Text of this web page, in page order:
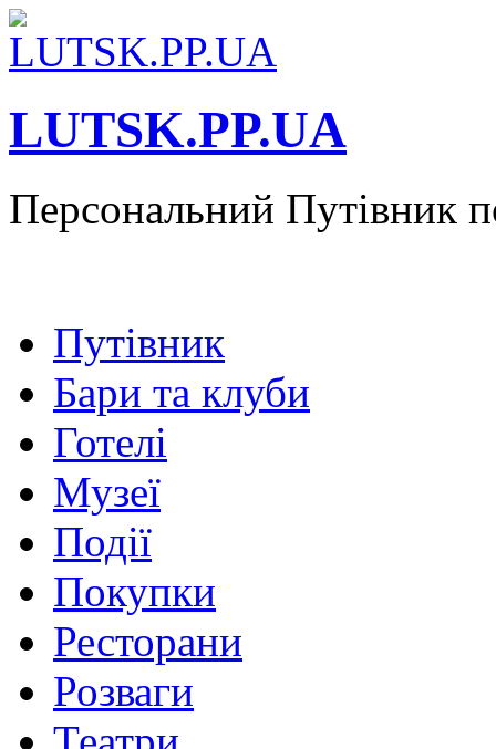
LUTSK.PP.UA
Персональний Путівник
Путівник
Бари та клуби
Готелі
Музеї
Події
Покупки
Ресторани
Розваги